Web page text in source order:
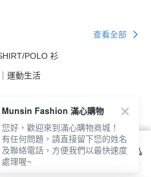
查看全部
POLO 衫
運動生活
站使用 cookie 方式之詳情，及若您不希
電腦的 cookie 設定，請參閱本網站「
隱私
用本網站即表示您同意本公司得按本網站使
Munsin Fashion 滿心購物
您好，歡迎來到滿心購物商城！
有任何問題，請直接留下您的姓名
及聯絡電話，方便我們以最快速度
處理喔~